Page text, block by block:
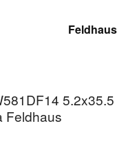
Feldhaus
5.2x35.5
Feldhaus